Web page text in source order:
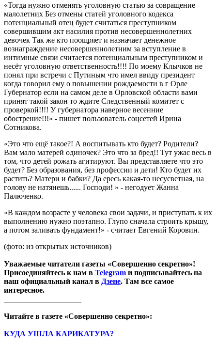
«Тогда нужно отменять уголовную статью за совращение
малолетних Без отмены статей уголовного кодекса
потенциальный отец будет считаться преступником
совершившим акт насилия против несовершеннолетних
девочек Так же кто поощряет и назначает денежное
вознаграждение несовершеннолетним за вступление в
интимные связи считается потенциальным преступником и
несёт уголовную ответственность!!!! По моему Клычков не
понял при встречи с Путиным что имел ввиду президент
когда говорил ему о повышении рождаемости в г Орле
Губернатор если на самом деле в Орловской области вами
принят такой закон то ждите Следственный комитет с
проверкой!!!! У губернатора наверное весенние
обострение!!!» - пишет пользователь соцсетей Ирина
Сотникова.
«Это что ещё такое?! А воспитывать кто будет? Родители?
Вам мало матерей одиночек? Это что за бред!! Тут ужас весь в
том, что детей рожать агитируют. Вы представляете что это
будет? Без образования, без профессии и дети! Кто будет их
растить? Матери и бабки? Да ересь какая-то несусветная, на
голову не натянешь...... Господи! » - негодует Жанна
Палюченко.
«В каждом возрасте у человека свои задачи, и приступать к их
выполнению нужно поэтапно. Глупо сначала строить крышу,
а потом заливать фундамент!» - считает Евгений Коровин.
(фото: из открытых источников)
Уважаемые читатели газеты «Совершенно секретно»!
Присоединяйтесь к нам в Telegram и подписывайтесь на
наш официальный канал в Дзене. Там все самое
интересное.
Читайте в газете «Совершенно секретно»:
КУДА УШЛА КАРИКАТУРА?